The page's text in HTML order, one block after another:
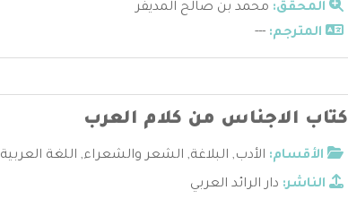
المحقق: محمد بن صالح المديفر
المترجم: ---
كتاب الاجناس من كلام العرب
الأقسام: الأدب, البلاغة, الشعر والشعراء, اللغة العربية
الناشر: دار الرائد العربي